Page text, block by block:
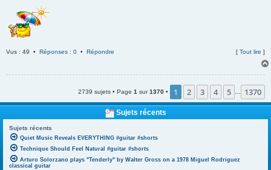
Vus : 49 • Réponses : 0 • Répondre [ Tout lire ]
2739 sujets • Page 1 sur1370 • 1 2 3 4 5 1370
Sujets récents
Sujets récents
Quiet Music Reveals EVERYTHING #guitar #shorts
Technique Should Feel Natural #guitar #shorts
Arturo Solorzano plays "Tenderly" by Walter Gross on a 1978 Miguel Rodriguez
classical guitar